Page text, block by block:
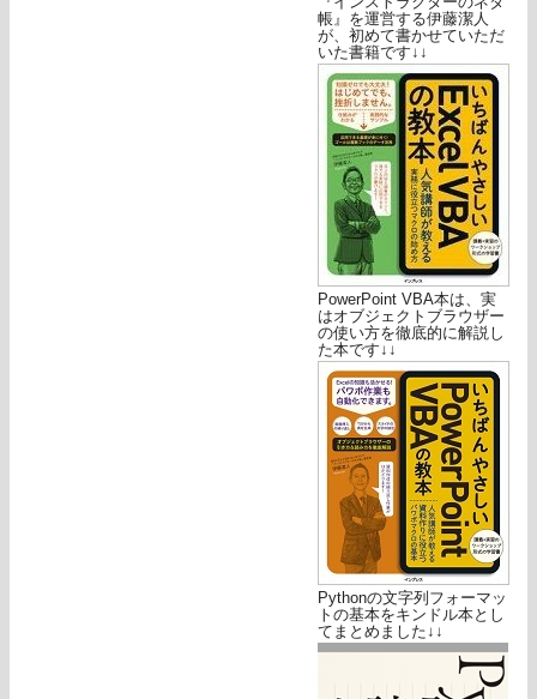
帳』を運営する伊藤潔人
が、初めて書かせていただ
いた書籍です↓↓
PowerPoint VBA本は、実
はオブジェクトブラウザー
の使い方を徹底的に解説し
た本です↓↓
Pythonの文字列フォーマッ
トの基本をキンドル本とし
てまとめました↓↓